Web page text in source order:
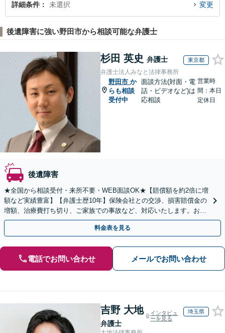
詳細条件 未選択 変更
後遺障害に強い野田市から相談可能な弁護士
杉田 英史 弁護士 東京都
弁護士法人みなと法律事務所
野田市 か
らも相談
受付中
面談方法(対面・電
話・ビデオなど)は
応相談
営業時
間：本日
定休日
後遺障害
★全国から相談受付・来所不要・WEB面談OK★【賠償額を約2倍に増
額など実績豊富】【弁護士歴10年】保険会社との交渉、損害賠償金の
増額、治療費打ち切り、ご家族での事故など、対応いたします。お早
めにご相談ください【初回相談・着手金無料】
料金表を見る
電話でお問い合わせ メールでお問い合わせ
吉野 大地
弁護士
インタビュ
ーを見る
埼玉県